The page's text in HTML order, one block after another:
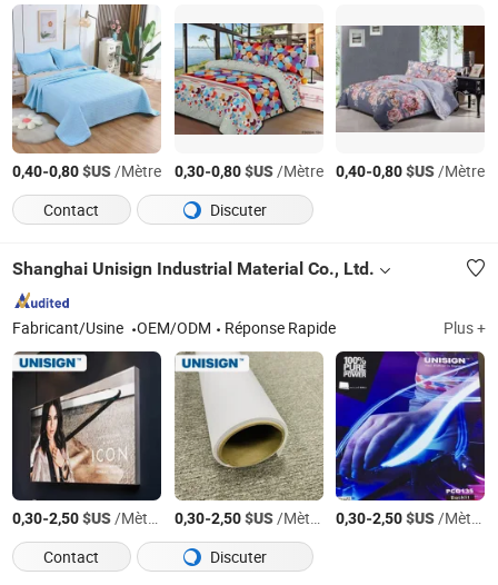
0,40-0,80$US/Mètre 0,30-0,80$US/Mètre 0,40-0,80$US/Mètre
Contact
Discuter
Shanghai Unisign Industrial Material Co., Ltd.
Fabricant/Usine OEM/ODM Réponse Rapide Plus +
0,30-2,50$US/Mètre Carré 0,30-2,50$US/Mètre Carré 0,30-2,50$US/Mètre Carré
Contact
Discuter